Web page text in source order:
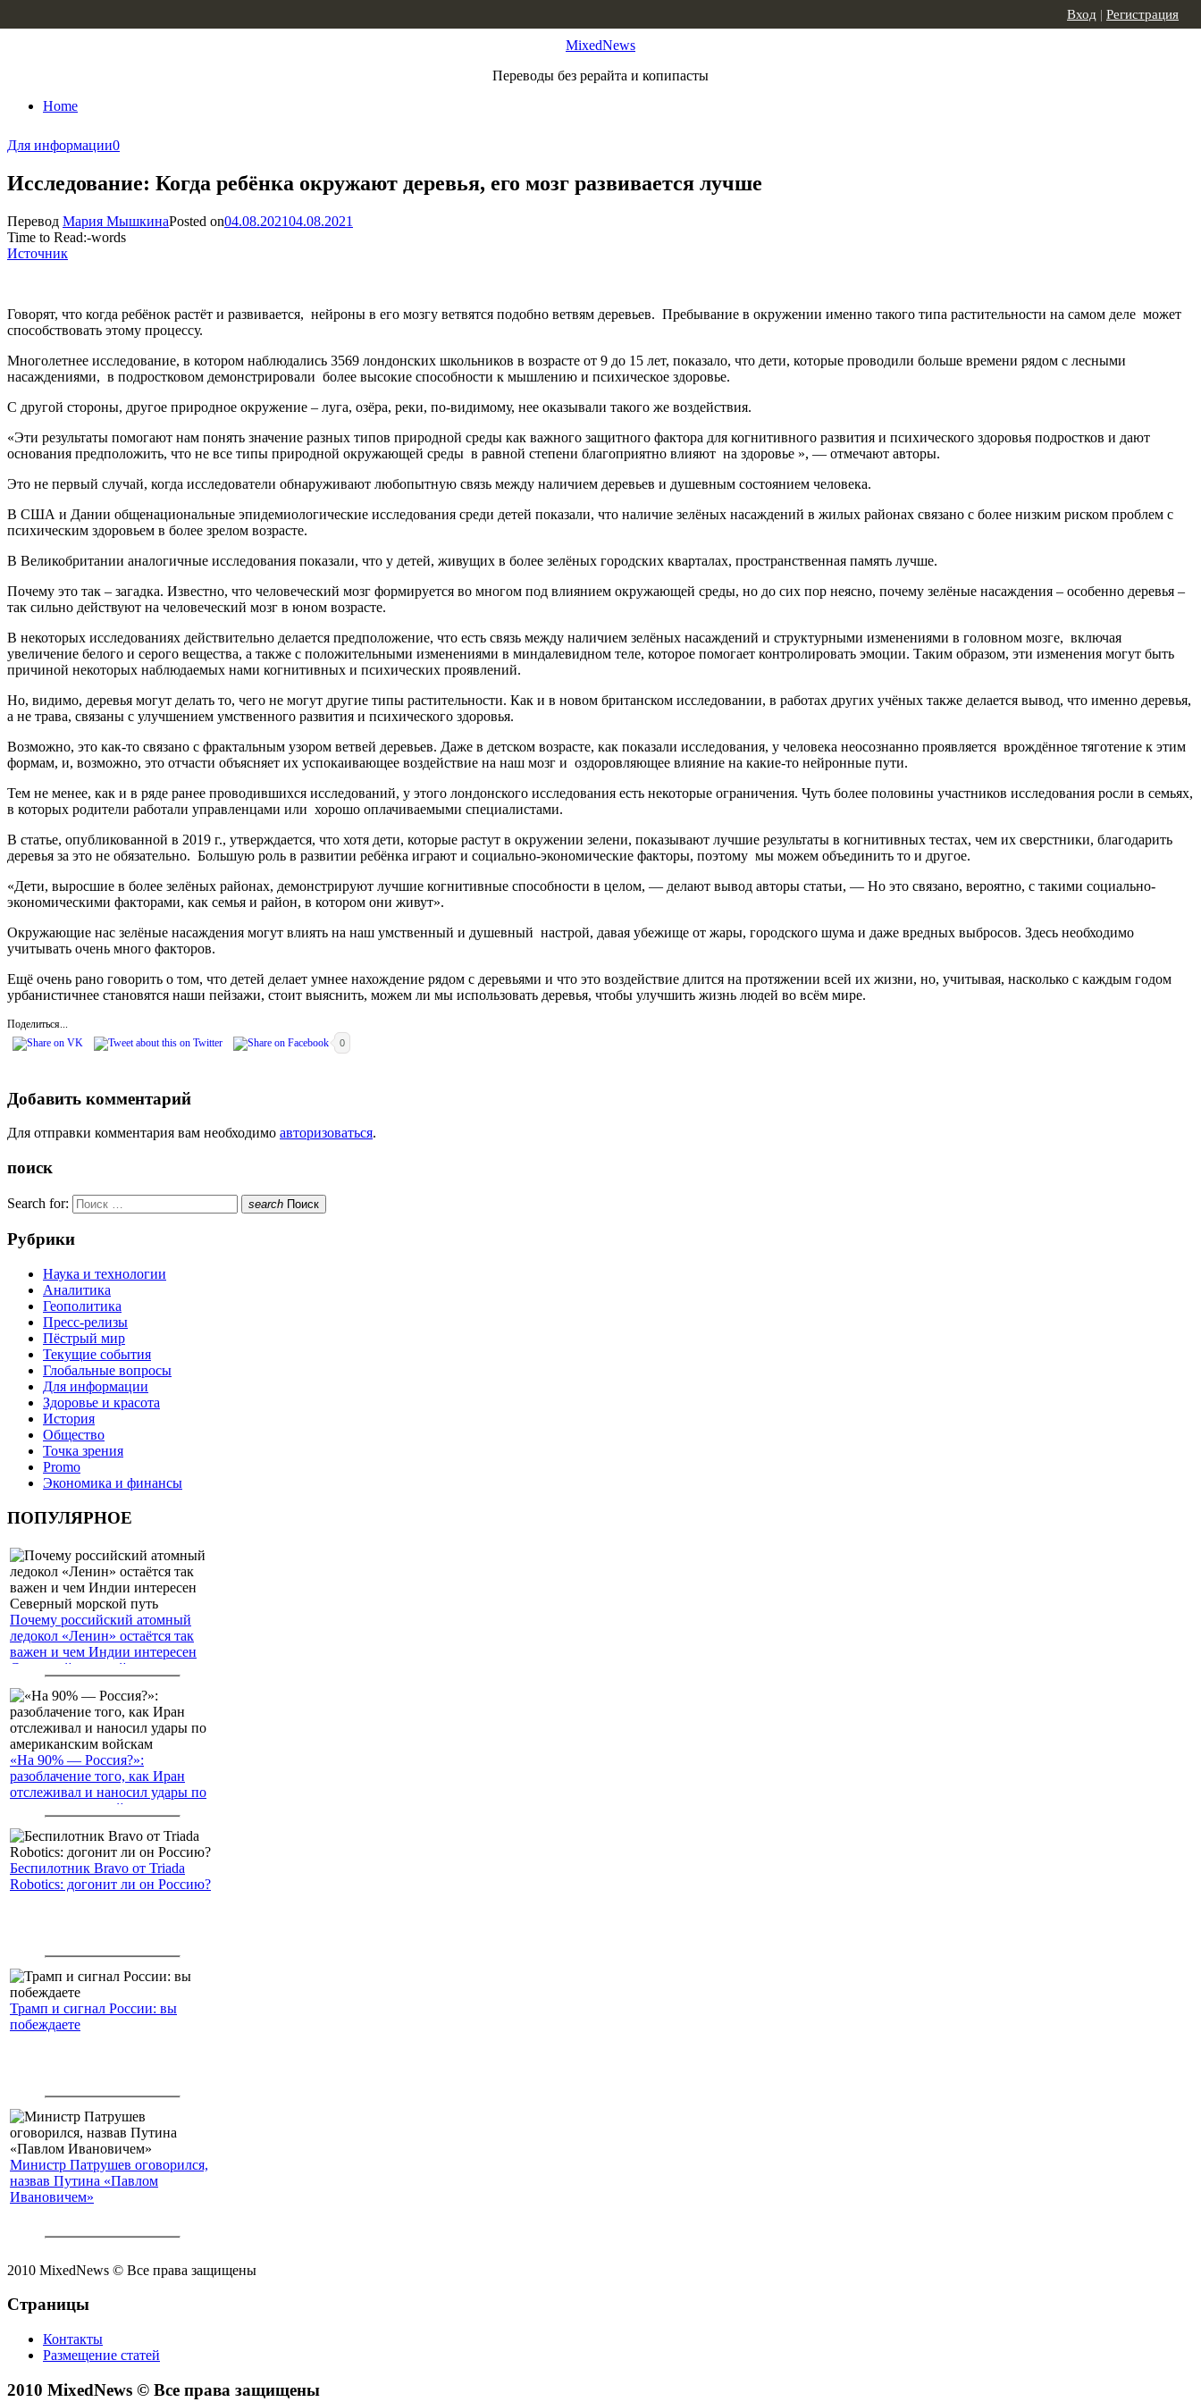
MixedNews
Переводы без рерайта и копипасты
Home
Вход | Регистрация
Для информации0
Исследование: Когда ребёнка окружают деревья, его мозг развивается лучше
Перевод Мария МышкинаPosted on04.08.202104.08.2021
Time to Read:-words
Источник
Говорят, что когда ребёнок растёт и развивается, нейроны в его мозгу ветвятся подобно ветвям деревьев. Пребывание в окружении именно такого типа растительности на самом деле может
способствовать этому процессу.
Многолетнее исследование, в котором наблюдались 3569 лондонских школьников в возрасте от 9 до 15 лет, показало, что дети, которые проводили больше времени рядом с лесными
насаждениями, в подростковом демонстрировали более высокие способности к мышлению и психическое здоровье.
С другой стороны, другое природное окружение – луга, озёра, реки, по-видимому, нее оказывали такого же воздействия.
«Эти результаты помогают нам понять значение разных типов природной среды как важного защитного фактора для когнитивного развития и психического здоровья подростков и дают
основания предположить, что не все типы природной окружающей среды в равной степени благоприятно влияют на здоровье », — отмечают авторы.
Это не первый случай, когда исследователи обнаруживают любопытную связь между наличием деревьев и душевным состоянием человека.
В США и Дании общенациональные эпидемиологические исследования среди детей показали, что наличие зелёных насаждений в жилых районах связано с более низким риском проблем с
психическим здоровьем в более зрелом возрасте.
В Великобритании аналогичные исследования показали, что у детей, живущих в более зелёных городских кварталах, пространственная память лучше.
Почему это так – загадка. Известно, что человеческий мозг формируется во многом под влиянием окружающей среды, но до сих пор неясно, почему зелёные насаждения – особенно деревья –
так сильно действуют на человеческий мозг в юном возрасте.
В некоторых исследованиях действительно делается предположение, что есть связь между наличием зелёных насаждений и структурными изменениями в головном мозге, включая
увеличение белого и серого вещества, а также с положительными изменениями в миндалевидном теле, которое помогает контролировать эмоции. Таким образом, эти изменения могут быть
причиной некоторых наблюдаемых нами когнитивных и психических проявлений.
Но, видимо, деревья могут делать то, чего не могут другие типы растительности. Как и в новом британском исследовании, в работах других учёных также делается вывод, что именно деревья,
а не трава, связаны с улучшением умственного развития и психического здоровья.
Возможно, это как-то связано с фрактальным узором ветвей деревьев. Даже в детском возрасте, как показали исследования, у человека неосознанно проявляется врождённое тяготение к этим
формам, и, возможно, это отчасти объясняет их успокаивающее воздействие на наш мозг и оздоровляющее влияние на какие-то нейронные пути.
Тем не менее, как и в ряде ранее проводившихся исследований, у этого лондонского исследования есть некоторые ограничения. Чуть более половины участников исследования росли в семьях,
в которых родители работали управленцами или хорошо оплачиваемыми специалистами.
В статье, опубликованной в 2019 г., утверждается, что хотя дети, которые растут в окружении зелени, показывают лучшие результаты в когнитивных тестах, чем их сверстники, благодарить
деревья за это не обязательно. Большую роль в развитии ребёнка играют и социально-экономические факторы, поэтому мы можем объединить то и другое.
«Дети, выросшие в более зелёных районах, демонстрируют лучшие когнитивные способности в целом, — делают вывод авторы статьи, — Но это связано, вероятно, с такими социально-
экономическими факторами, как семья и район, в котором они живут».
Окружающие нас зелёные насаждения могут влиять на наш умственный и душевный настрой, давая убежище от жары, городского шума и даже вредных выбросов. Здесь необходимо
учитывать очень много факторов.
Ещё очень рано говорить о том, что детей делает умнее нахождение рядом с деревьями и что это воздействие длится на протяжении всей их жизни, но, учитывая, насколько с каждым годом
урбанистичнее становятся наши пейзажи, стоит выяснить, можем ли мы использовать деревья, чтобы улучшить жизнь людей во всём мире.
Поделиться...
0
Добавить комментарий
Для отправки комментария вам необходимо авторизоваться.
поиск
Search for: search Поиск
Рубрики
Наука и технологии
Аналитика
Геополитика
Пресс-релизы
Пёстрый мир
Текущие события
Глобальные вопросы
Для информации
Здоровье и красота
История
Общество
Точка зрения
Promo
Экономика и финансы
ПОПУЛЯРНОЕ
Почему российский атомный
ледокол «Ленин» остаётся так
важен и чем Индии интересен
Северный морской путь
«На 90% — Россия?»:
разоблачение того, как Иран
отслеживал и наносил удары по
американским войскам
Беспилотник Bravo от Triada
Robotics: догонит ли он Россию?
Трамп и сигнал России: вы
побеждаете
Министр Патрушев оговорился,
назвав Путина «Павлом
Ивановичем»
2010 MixedNews © Все права защищены
Страницы
Контакты
Размещение статей
2010 MixedNews © Все права защищены